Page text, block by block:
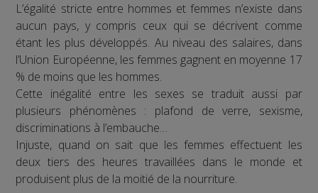
L’égalité stricte entre hommes et femmes n’existe dans
aucun pays, y compris ceux qui se décrivent comme
étant les plus développés. Au niveau des salaires, dans
l’Union Européenne, les femmes gagnent en moyenne 17
% de moins que les hommes.
Cette inégalité entre les sexes se traduit aussi par
plusieurs phénomènes : plafond de verre, sexisme,
discriminations à l’embauche…
Injuste, quand on sait que les femmes effectuent les
deux tiers des heures travaillées dans le monde et
produisent plus de la moitié de la nourriture.